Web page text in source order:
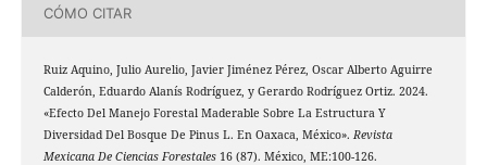
CÓMO CITAR
Ruiz Aquino, Julio Aurelio, Javier Jiménez Pérez, Oscar Alberto Aguirre
Calderón, Eduardo Alanís Rodríguez, y Gerardo Rodríguez Ortiz. 2024.
«Efecto Del Manejo Forestal Maderable Sobre La Estructura Y
Diversidad Del Bosque De Pinus L. En Oaxaca, México». Revista
Mexicana De Ciencias Forestales16 (87). México, ME:100-126.